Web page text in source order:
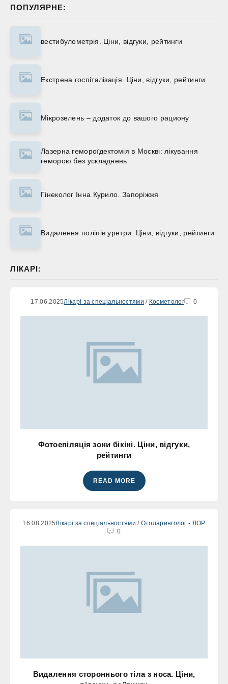
ПОПУЛЯРНЕ:
вестибулометрія. Ціни, відгуки, рейтинги
Екстрена госпіталізація. Ціни, відгуки, рейтинги
Мікрозелень – додаток до вашого рациону
Лазерна гемороїдектомія в Москві: лікування
геморою без ускладнень
Гінеколог Інна Курило. Запоріжжя
Видалення поліпів уретри. Ціни, відгуки, рейтинги
ЛІКАРІ:
17.06.2025Лікарі за спеціальностями / Косметолог 0
Фотоепіляція зони бікіні. Ціни, відгуки,
рейтинги
READ MORE
16.08.2025Лікарі за спеціальностями / Отоларинголог - ЛОР
0
Видалення стороннього тіла з носа. Ціни,